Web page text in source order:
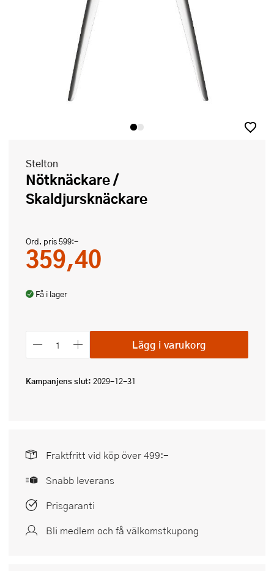
Stelton
Nötknäckare /
Skaldjursknäckare
Ord. pris599:-
359,40
Få i lager
Lägg i varukorg
Kampanjens slut: 2029-12-31
Fraktfritt vid köp över 499:-
Snabb leverans
Prisgaranti
Bli medlem och få välkomstkupong